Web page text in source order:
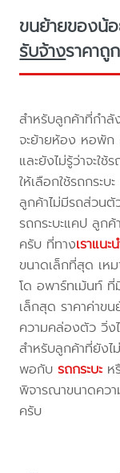
ขนย้ายของน้อ
รับจ้างราคา
สำหรับลูกค้าที่กำลั
จะย้ายห้อง หอพัก
และยังไม่รู้ว่าจะใช้
ให้เลือกใช้รถกระ
ลูกค้าไม่มีรถส่วนตั
รถกระบะแคป ลูก
ครับ ที่ทางเราแนะ
ขนาดเล็กที่สุด เห
โด อพาร์ทเม้นท์ ที่
เล็กสุด ราคาค่าข
ความคล่องตัว วิ่ง
สำหรับลูกค้าที่ยังไ
พอกับรถกระบะ ห
พิจารณาขนาดควา
ครับ